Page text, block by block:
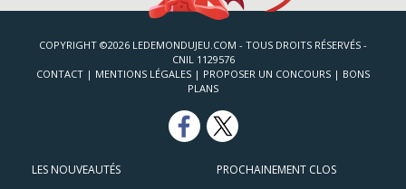
COPYRIGHT ©2026 LEDEMONDUJEU.COM - TOUS DROITS RÉSERVÉS -
CNIL 1129576
CONTACT | MENTIONS LÉGALES | PROPOSER UN CONCOURS | BONS
PLANS
LES NOUVEAUTÉS PROCHAINEMENT CLOS